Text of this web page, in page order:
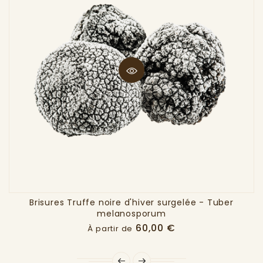
Brisures Truffe noire d'hiver surgelée - Tuber
melanosporum
À partir de 60,00 €